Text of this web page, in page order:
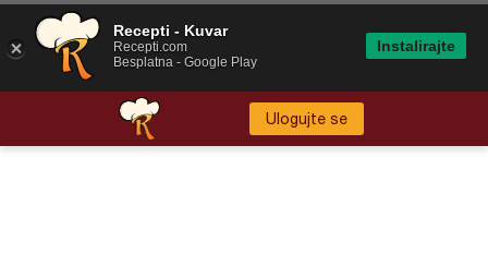
Ulogujte se
Recepti - Kuvar
Recepti.com
Besplatna - Google Play
Instalirajte